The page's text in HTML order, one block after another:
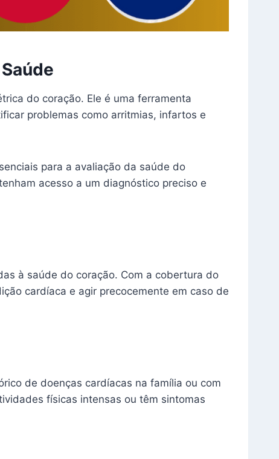
do coração. Ele é uma ferramenta
problemas como arritmias, infartos e
para a avaliação da saúde do
acesso a um diagnóstico preciso e
à saúde do coração. Com a cobertura do
cardíaca e agir precocemente em caso de
de doenças cardíacas na família ou com
físicas intensas ou têm sintomas